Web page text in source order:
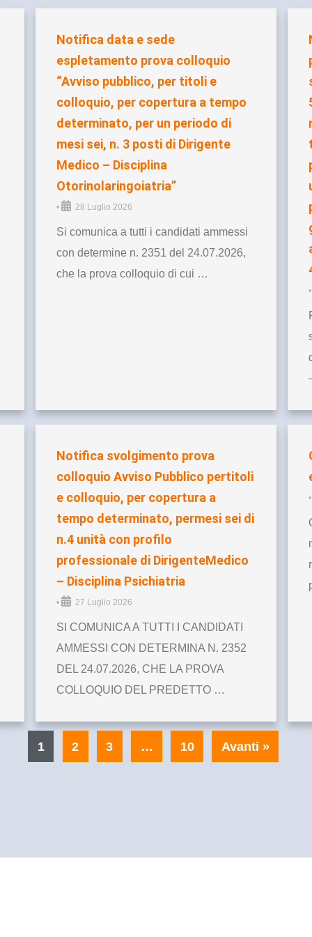
Notifica data e sede
espletamento prova colloquio
“Avviso pubblico, per titoli e
colloquio, per copertura a tempo
determinato, per un periodo di
mesi sei, n. 3 posti di Dirigente
Medico – Disciplina
Otorinolaringoiatria”
• 28 Luglio 2026
Si comunica a tutti i candidati ammessi
con determine n. 2351 del 24.07.2026,
che la prova colloquio di cui …
•
Notifica svolgimento prova
colloquio Avviso Pubblico pertitoli
e colloquio, per copertura a
tempo determinato, permesi sei di
n.4 unità con profilo
professionale di DirigenteMedico
– Disciplina Psichiatria
• 27 Luglio 2026
SI COMUNICA A TUTTI I CANDIDATI
AMMESSI CON DETERMINA N. 2352
DEL 24.07.2026, CHE LA PROVA
COLLOQUIO DEL PREDETTO …
•
1 2 3 … 10 Avanti »